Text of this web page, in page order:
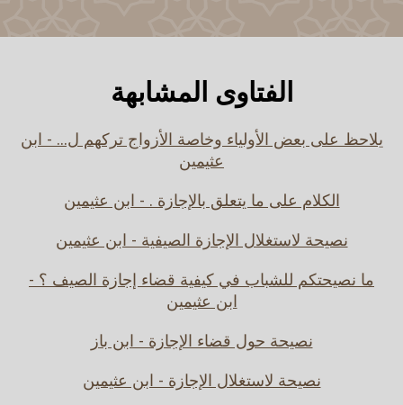
الفتاوى المشابهة
يلاحظ على بعض الأولياء وخاصة الأزواج تركهم ل... - ابن
عثيمين
الكلام على ما يتعلق بالإجازة . - ابن عثيمين
نصيحة لاستغلال الإجازة الصيفية - ابن عثيمين
ما نصيحتكم للشباب في كيفية قضاء إجازة الصيف ؟ -
ابن عثيمين
نصيحة حول قضاء الإجازة - ابن باز
نصيحة لاستغلال الإجازة - ابن عثيمين